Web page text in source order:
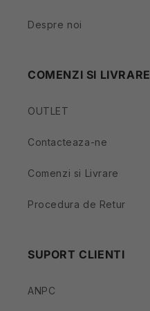
Despre noi
COMENZI SI LIVRARE
OUTLET
Contacteaza-ne
Comenzi si Livrare
Procedura de Retur
SUPORT CLIENTI
ANPC